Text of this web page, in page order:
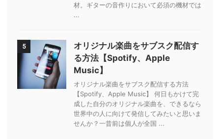
材。ギターの音作りにおいて必須の機材では
...
5
オリジナル楽曲をサブスク配信す
る方法【Spotify、Apple
Music】
オリジナル楽曲をサブスク配信する方法
【Spotify、Apple Music】 何日もかけて完
成した自分のオリジナル楽曲を、できるなら
世界中の人に向けて発信してみたいと思いま
せんか？一昔前は個人が全国 ...